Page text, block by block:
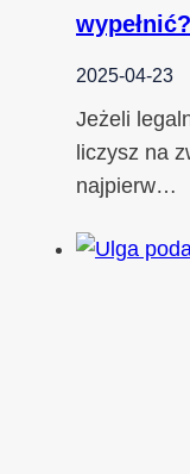
2025-04-23
Jeżeli
liczysz na
najpierw…